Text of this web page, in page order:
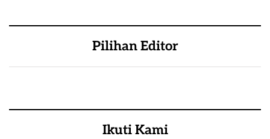
Pilihan Editor
Ikuti Kami